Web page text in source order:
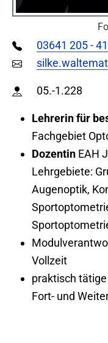
03641 205 -
05.-1.228
Lehrerin für
Fachgebiet
Dozentin EAH
Lehrgebiete:
Augenoptik,
Vollzeit
praktisch tätige
Fort- und